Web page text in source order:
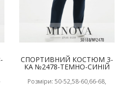
СПОРТИВНИЙ КОСТЮМ 3-
КА №2478-ТЕМНО-СИНІЙ
Розміри: 50-52,58-60,66-68,